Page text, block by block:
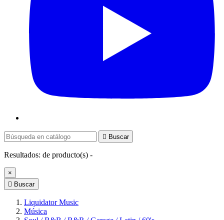
 Buscar
Resultados: de producto(s) -
×
 Buscar
Liquidator Music
Música